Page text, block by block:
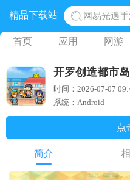
精品下载站
网易光遇
黎明觉醒
蛋仔派对
奥特曼王
地铁跑酷体
首页 应用 网游
开罗创造都市
时间：2026-07-07
系统：Android
点
简介